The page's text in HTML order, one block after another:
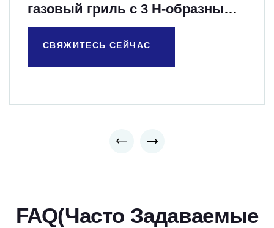
газовый гриль с 3 H-образными
литыми горелками
СВЯЖИТЕСЬ СЕЙЧАС
FAQ(Часто Задаваемые